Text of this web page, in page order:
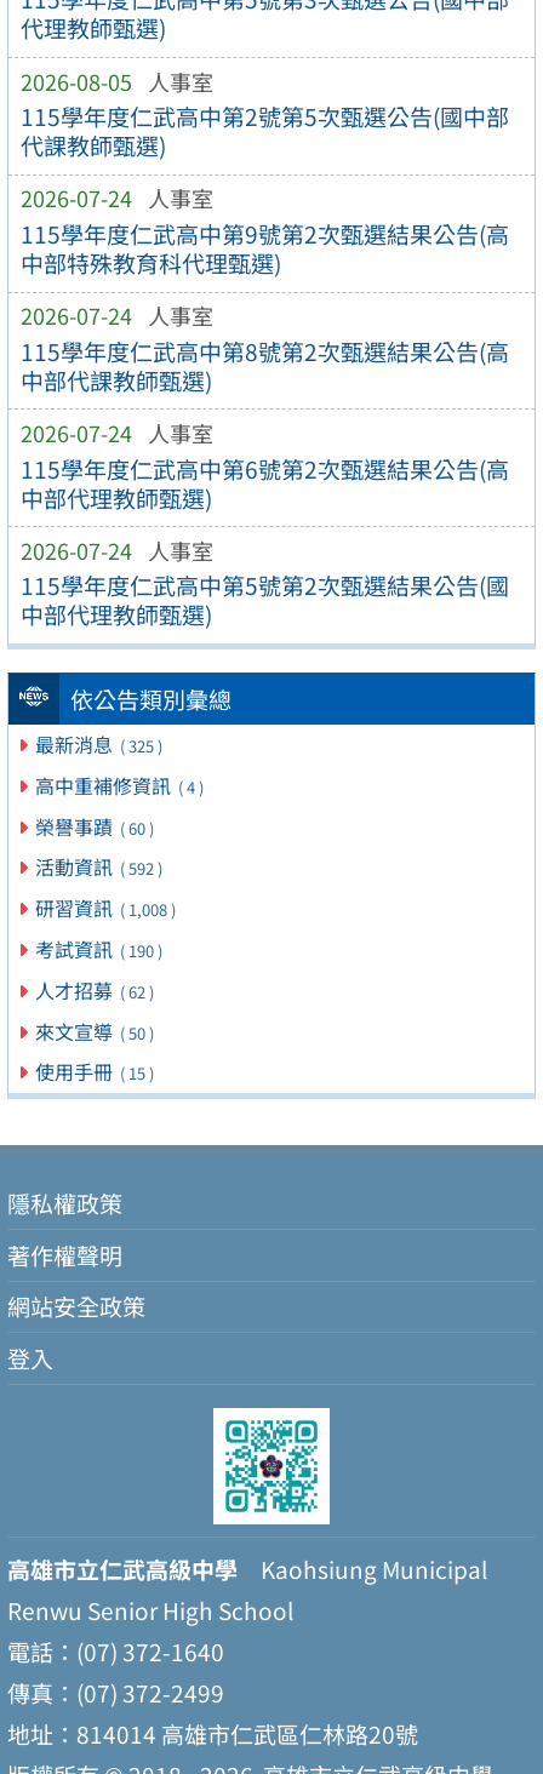
代理教師甄選)
2026-08-05 人事室
115學年度仁武高中第2號第5次甄選公告(國中部
代課教師甄選)
2026-07-24 人事室
115學年度仁武高中第9號第2次甄選結果公告(高
中部特殊教育科代理甄選)
2026-07-24 人事室
115學年度仁武高中第8號第2次甄選結果公告(高
中部代課教師甄選)
2026-07-24 人事室
115學年度仁武高中第6號第2次甄選結果公告(高
中部代理教師甄選)
2026-07-24 人事室
115學年度仁武高中第5號第2次甄選結果公告(國
中部代理教師甄選)
依公告類別彙總
最新消息 ( 325 )
高中重補修資訊 ( 4 )
榮譽事蹟 ( 60 )
活動資訊 ( 592 )
研習資訊 ( 1,008 )
考試資訊 ( 190 )
人才招募 ( 62 )
來文宣導 ( 50 )
使用手冊 ( 15 )
隱私權政策
著作權聲明
網站安全政策
登入
高雄市立仁武高級中學 Kaohsiung Municipal
Renwu Senior High School
電話：(07) 372-1640
傳真：(07) 372-2499
地址：814014 高雄市仁武區仁林路20號